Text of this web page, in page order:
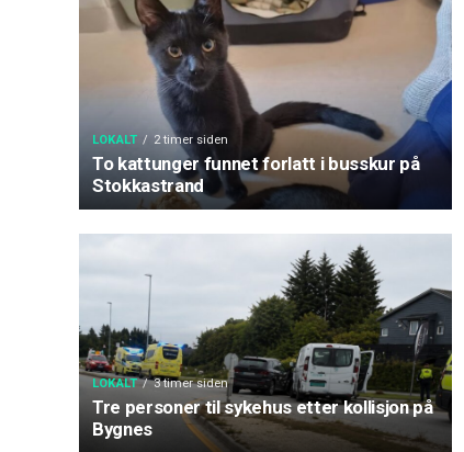
LOKALT 2 timer siden
To kattunger funnet forlatt i busskur på
Stokkastrand
LOKALT 3 timer siden
Tre personer til sykehus etter kollisjon på
Bygnes